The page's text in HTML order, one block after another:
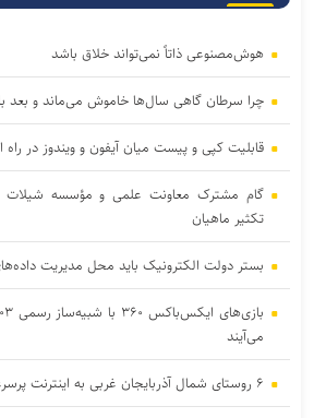
هوش‌مصنوعی ذاتاً نمی‌تواند خلاق باشد
چرا سرطان گاهی سال‌ها خاموش می‌ماند و بعد
قابلیت کپی و پیست میان آیفون و ویندوز در
گام مشترک معاونت علمی و مؤسسه شیلات
تکثیر ماهیان
بستر دولت الکترونیک باید محل مدیریت
می‌آیند
۶ روستای شمال آذربایجان غربی به اینترنت پرسرعت متصل شدند